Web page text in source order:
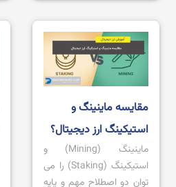
پیش‌بینی می‌شود که این
قابلیت به‌زودی دوباره فعال
شود. کاربران می‌توانند برای
دریافت اطلاع‌رسانی در
برداشت‌ها، ثبت‌نام کنند. به
پس از افزایش […]
مقایسه ماینینگ و
استیکینگ ارز دیجیتال؟
کدام بهتر است؟
ماینینگ (Mining) و
استیکینگ (Staking) را می
توان دو اصطلاح مهم و پایه